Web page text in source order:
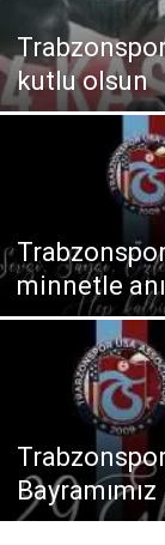
kutlu olsun
minnetle